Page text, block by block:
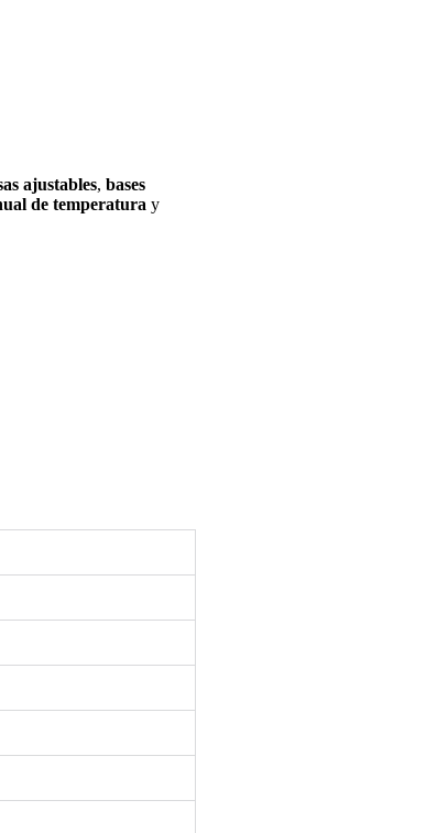
ajustables, bases
de temperatura y